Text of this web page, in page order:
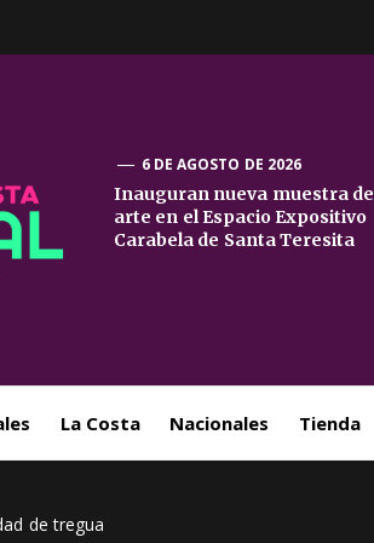
La
Costa
6 DE AGOSTO DE 2026
Inauguran nueva muestra de
arte en el Espacio Expositivo
Carabela de Santa Teresita
La Costa Nacionales Tienda
de tregua